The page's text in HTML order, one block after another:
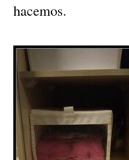
hacemos.